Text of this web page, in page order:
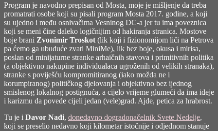
Program je navodno prepisan od Mosta, moje je mišljenje da treba
promatrati osobe koji su pisali program Mosta 2017. godine, a koji
su ujedno i među osnivačima Vesninog DC-a jer tu ima poveznica
koji se meni čine daleko logičnijim od hakiranja stranica. Mostove
boje brani Zvonimir Troskot (lik koji i fizionomijom liči na Petrova
pa ćemo ga ubuduće zvati MiniMe), lik bez boje, okusa i mirisa,
poslan od minijaturne stranke arhaičnih stavova i primitivnih politika
(a objektivno nakupine individualaca ugroženih od velikih stranaka),
stranke s poviješću kompromitiranog (iako možda ne i
korumpiranog) političkog djelovanja i objektivno bez ijednog
smislenog lokalnog postignuća, a cijelo vrijeme glumeći da ima ideje
i karizmu da povede cijeli jedan (vele)grad. Ajde, petica za hrabrost.
Tu je i Davor Nađi, donedavno dogradonačelnik Svete Nedelje,
koji se preselio nedavno koji kilometar istočnije i odjednom stanuje